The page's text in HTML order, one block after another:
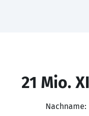
21 Mio.
Nachname: